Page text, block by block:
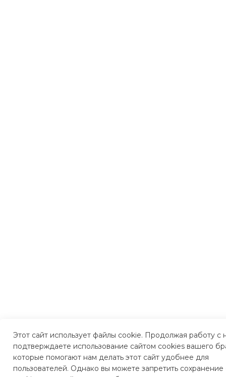
Этот сайт использует файлы cookie. Продолжая работу с
подтверждаете использование сайтом cookies вашего
которые помогают нам делать этот сайт удобнее для
пользователей. Однако вы можете запретить